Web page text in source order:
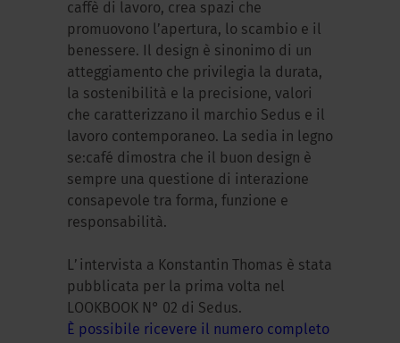
caffè di lavoro, crea spazi che
promuovono l’apertura, lo scambio e il
benessere. Il design è sinonimo di un
atteggiamento che privilegia la durata,
la sostenibilità e la precisione, valori
che caratterizzano il marchio Sedus e il
lavoro contemporaneo. La sedia in legno
se:café dimostra che il buon design è
sempre una questione di interazione
consapevole tra forma, funzione e
responsabilità.
L’intervista a Konstantin Thomas è stata
pubblicata per la prima volta nel
LOOKBOOK N° 02 di Sedus.
È possibile ricevere il numero completo